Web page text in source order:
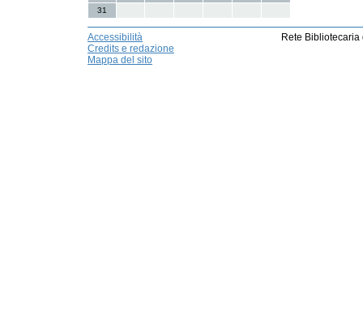
31
Accessibilità
Credits e redazione
Mappa del sito
Rete